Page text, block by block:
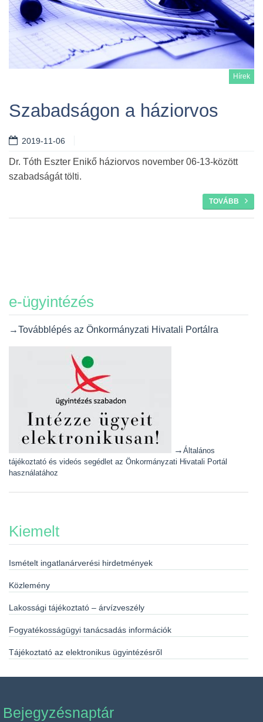
Hírek
Szabadságon a háziorvos
2019-11-06
Dr. Tóth Eszter Enikő háziorvos november 06-13-között
szabadságát tölti.
TOVÁBB
e-ügyintézés
→Továbblépés az Önkormányzati Hivatali Portálra
→ Általános
tájékoztató és videós segédlet az Önkormányzati Hivatali Portál
használatához
Kiemelt
Ismételt ingatlanárverési hirdetmények
Közlemény
Lakossági tájékoztató – árvízveszély
Fogyatékosságügyi tanácsadás információk
Tájékoztató az elektronikus ügyintézésről
Bejegyzésnaptár